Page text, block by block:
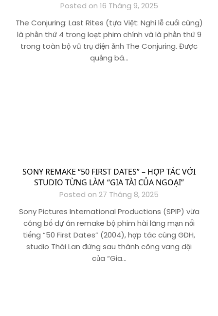
Posted on 16 Tháng 9, 2025
The Conjuring: Last Rites (tựa Việt: Nghi lễ cuối cùng)
là phần thứ 4 trong loạt phim chính và là phần thứ 9
trong toàn bộ vũ trụ điện ảnh The Conjuring. Được
quảng bá…
SONY REMAKE “50 FIRST DATES” – HỢP TÁC VỚI
STUDIO TỪNG LÀM “GIA TÀI CỦA NGOẠI”
Posted on 27 Tháng 8, 2025
Sony Pictures International Productions (SPIP) vừa
công bố dự án remake bộ phim hài lãng mạn nổi
tiếng “50 First Dates” (2004), hợp tác cùng GDH,
studio Thái Lan đứng sau thành công vang dội
của “Gia…